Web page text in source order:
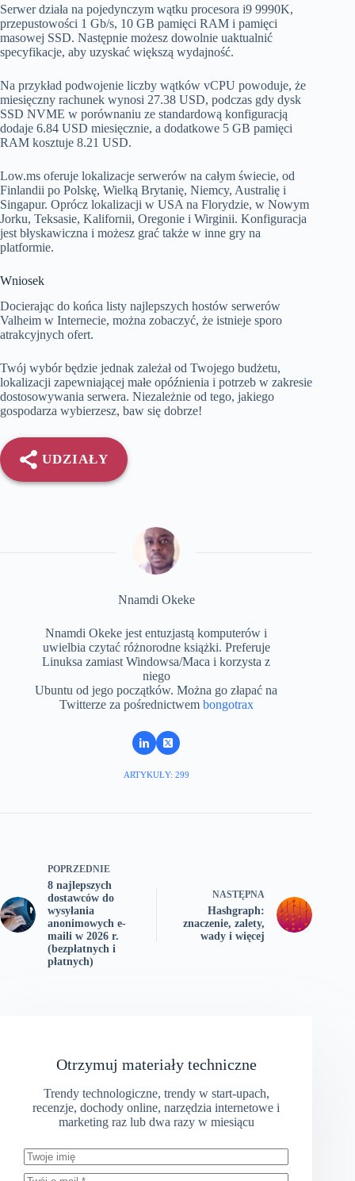
Serwer działa na pojedynczym wątku procesora i9 9990K,
przepustowości 1 Gb/s, 10 GB pamięci RAM i pamięci
masowej SSD. Następnie możesz dowolnie uaktualnić
specyfikacje, aby uzyskać większą wydajność.
Na przykład podwojenie liczby wątków vCPU powoduje, że
miesięczny rachunek wynosi 27.38 USD, podczas gdy dysk
SSD NVME w porównaniu ze standardową konfiguracją
dodaje 6.84 USD miesięcznie, a dodatkowe 5 GB pamięci
RAM kosztuje 8.21 USD.
Low.ms oferuje lokalizacje serwerów na całym świecie, od
Finlandii po Polskę, Wielką Brytanię, Niemcy, Australię i
Singapur. Oprócz lokalizacji w USA na Florydzie, w Nowym
Jorku, Teksasie, Kalifornii, Oregonie i Wirginii. Konfiguracja
jest błyskawiczna i możesz grać także w inne gry na
platformie.
Wniosek
Docierając do końca listy najlepszych hostów serwerów
Valheim w Internecie, można zobaczyć, że istnieje sporo
atrakcyjnych ofert.
Twój wybór będzie jednak zależał od Twojego budżetu,
lokalizacji zapewniającej małe opóźnienia i potrzeb w zakresie
dostosowywania serwera. Niezależnie od tego, jakiego
gospodarza wybierzesz, baw się dobrze!
UDZIAŁY
Nnamdi Okeke
Nnamdi Okeke jest entuzjastą komputerów i
uwielbia czytać różnorodne książki. Preferuje
Linuksa zamiast Windowsa/Maca i korzysta z
niego
Ubuntu od jego początków. Można go złapać na
Twitterze za pośrednictwem bongotrax
ARTYKUŁY: 299
POPRZEDNIE
8 najlepszych
dostawców do
wysyłania
anonimowych e-
maili w 2026 r.
(bezpłatnych i
płatnych)
NASTĘPNA
Hashgraph:
znaczenie, zalety,
wady i więcej
Otrzymuj materiały techniczne
Trendy technologiczne, trendy w start-upach,
recenzje, dochody online, narzędzia internetowe i
marketing raz lub dwa razy w miesiącu